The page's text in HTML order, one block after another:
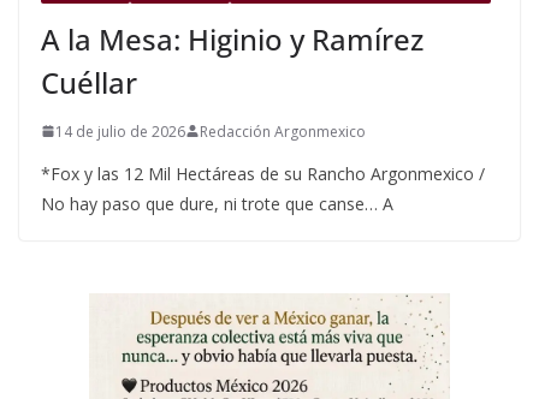
A la Mesa: Higinio y Ramírez
Cuéllar
14 de julio de 2026 Redacción Argonmexico
*Fox y las 12 Mil Hectáreas de su Rancho Argonmexico /
No hay paso que dure, ni trote que canse… A